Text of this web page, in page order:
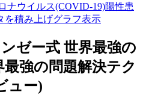
ナウイルス(COVID-19)陽性患
を積み上げグラフ表示
ゼー式 世界最強の
強の問題解決テク
ュー)